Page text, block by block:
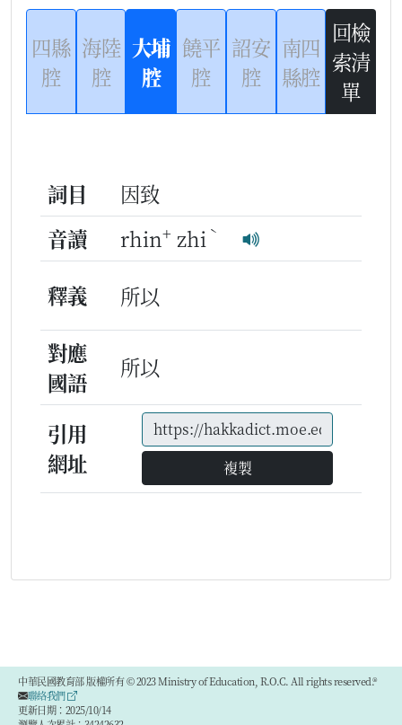
四縣
腔
海陸
腔
大埔
腔
饒平
腔
詔安
腔
南四
縣腔
回檢
索清
單
詞目
因致
音讀
rhin+ zhi ˋ
釋義
所以
對應
國語
所以
引用
網址
複製
中華民國教育部 版權所有 © 2023 Ministry of Education, R.O.C. All rights reserved.®
聯絡我們
更新日期：2025/10/14